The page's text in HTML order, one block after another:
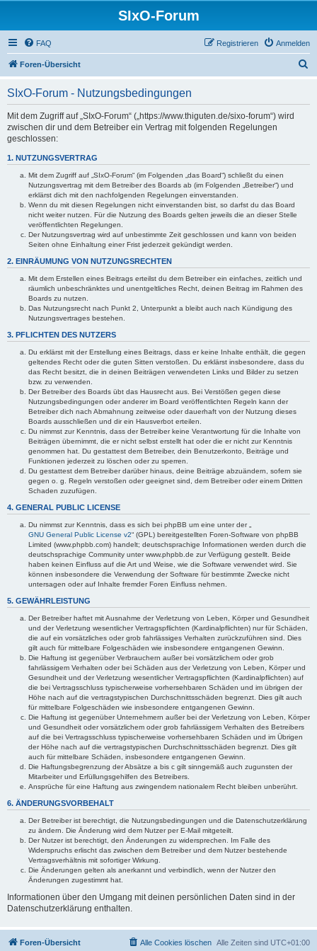
SIxO-Forum
FAQ Anmelden
Registrieren
Foren-Übersicht
SIxO-Forum - Nutzungsbedingungen
Mit dem Zugriff auf „SIxO-Forum“ („https://www.thiguten.de/sixo-forum“) wird
zwischen dir und dem Betreiber ein Vertrag mit folgenden Regelungen
geschlossen:
1. NUTZUNGSVERTRAG
Mit dem Zugriff auf „SIxO-Forum“ (im Folgenden „das Board“) schließt du einen
Nutzungsvertrag mit dem Betreiber des Boards ab (im Folgenden „Betreiber“) und
erklärst dich mit den nachfolgenden Regelungen einverstanden.
Wenn du mit diesen Regelungen nicht einverstanden bist, so darfst du das Board
nicht weiter nutzen. Für die Nutzung des Boards gelten jeweils die an dieser Stelle
veröffentlichten Regelungen.
Der Nutzungsvertrag wird auf unbestimmte Zeit geschlossen und kann von beiden
Seiten ohne Einhaltung einer Frist jederzeit gekündigt werden.
2. EINRÄUMUNG VON NUTZUNGSRECHTEN
Mit dem Erstellen eines Beitrags erteilst du dem Betreiber ein einfaches, zeitlich und
räumlich unbeschränktes und unentgeltliches Recht, deinen Beitrag im Rahmen des
Boards zu nutzen.
Das Nutzungsrecht nach Punkt 2, Unterpunkt a bleibt auch nach Kündigung des
Nutzungsvertrages bestehen.
3. PFLICHTEN DES NUTZERS
Du erklärst mit der Erstellung eines Beitrags, dass er keine Inhalte enthält, die gegen
geltendes Recht oder die guten Sitten verstoßen. Du erklärst insbesondere, dass du
das Recht besitzt, die in deinen Beiträgen verwendeten Links und Bilder zu setzen
bzw. zu verwenden.
Der Betreiber des Boards übt das Hausrecht aus. Bei Verstößen gegen diese
Nutzungsbedingungen oder anderer im Board veröffentlichten Regeln kann der
Betreiber dich nach Abmahnung zeitweise oder dauerhaft von der Nutzung dieses
Boards ausschließen und dir ein Hausverbot erteilen.
Du nimmst zur Kenntnis, dass der Betreiber keine Verantwortung für die Inhalte von
Beiträgen übernimmt, die er nicht selbst erstellt hat oder die er nicht zur Kenntnis
genommen hat. Du gestattest dem Betreiber, dein Benutzerkonto, Beiträge und
Funktionen jederzeit zu löschen oder zu sperren.
Du gestattest dem Betreiber darüber hinaus, deine Beiträge abzuändern, sofern sie
gegen o. g. Regeln verstoßen oder geeignet sind, dem Betreiber oder einem Dritten
Schaden zuzufügen.
4. GENERAL PUBLIC LICENSE
Du nimmst zur Kenntnis, dass es sich bei phpBB um eine unter der „
GNU General Public License v2“ (GPL) bereitgestellten Foren-Software von phpBB
Limited (www.phpbb.com) handelt; deutschsprachige Informationen werden durch die
deutschsprachige Community unter www.phpbb.de zur Verfügung gestellt. Beide
haben keinen Einfluss auf die Art und Weise, wie die Software verwendet wird. Sie
können insbesondere die Verwendung der Software für bestimmte Zwecke nicht
untersagen oder auf Inhalte fremder Foren Einfluss nehmen.
5. GEWÄHRLEISTUNG
Der Betreiber haftet mit Ausnahme der Verletzung von Leben, Körper und Gesundheit
und der Verletzung wesentlicher Vertragspflichten (Kardinalpflichten) nur für Schäden,
die auf ein vorsätzliches oder grob fahrlässiges Verhalten zurückzuführen sind. Dies
gilt auch für mittelbare Folgeschäden wie insbesondere entgangenen Gewinn.
Die Haftung ist gegenüber Verbrauchern außer bei vorsätzlichem oder grob
fahrlässigem Verhalten oder bei Schäden aus der Verletzung von Leben, Körper und
Gesundheit und der Verletzung wesentlicher Vertragspflichten (Kardinalpflichten) auf
die bei Vertragsschluss typischerweise vorhersehbaren Schäden und im übrigen der
Höhe nach auf die vertragstypischen Durchschnittsschäden begrenzt. Dies gilt auch
für mittelbare Folgeschäden wie insbesondere entgangenen Gewinn.
Die Haftung ist gegenüber Unternehmern außer bei der Verletzung von Leben, Körper
und Gesundheit oder vorsätzlichem oder grob fahrlässigem Verhalten des Betreibers
auf die bei Vertragsschluss typischerweise vorhersehbaren Schäden und im Übrigen
der Höhe nach auf die vertragstypischen Durchschnittsschäden begrenzt. Dies gilt
auch für mittelbare Schäden, insbesondere entgangenen Gewinn.
Die Haftungsbegrenzung der Absätze a bis c gilt sinngemäß auch zugunsten der
Mitarbeiter und Erfüllungsgehilfen des Betreibers.
Ansprüche für eine Haftung aus zwingendem nationalem Recht bleiben unberührt.
6. ÄNDERUNGSVORBEHALT
Der Betreiber ist berechtigt, die Nutzungsbedingungen und die Datenschutzerklärung
zu ändern. Die Änderung wird dem Nutzer per E-Mail mitgeteilt.
Der Nutzer ist berechtigt, den Änderungen zu widersprechen. Im Falle des
Widerspruchs erlischt das zwischen dem Betreiber und dem Nutzer bestehende
Vertragsverhältnis mit sofortiger Wirkung.
Die Änderungen gelten als anerkannt und verbindlich, wenn der Nutzer den
Änderungen zugestimmt hat.
Informationen über den Umgang mit deinen persönlichen Daten sind in der
Datenschutzerklärung enthalten.
Foren-Übersicht Alle Zeiten sind UTC+01:00
Alle Cookies löschen